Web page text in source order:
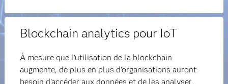
Blockchain analytics pour IoT
À mesure que l'utilisation de la blockchain
augmente, de plus en plus d'organisations auront
besoin d'accéder aux données et de les analyser,